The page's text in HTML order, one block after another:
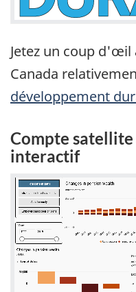
Jetez un coup
Canada
développement
Compte satellite
interactif